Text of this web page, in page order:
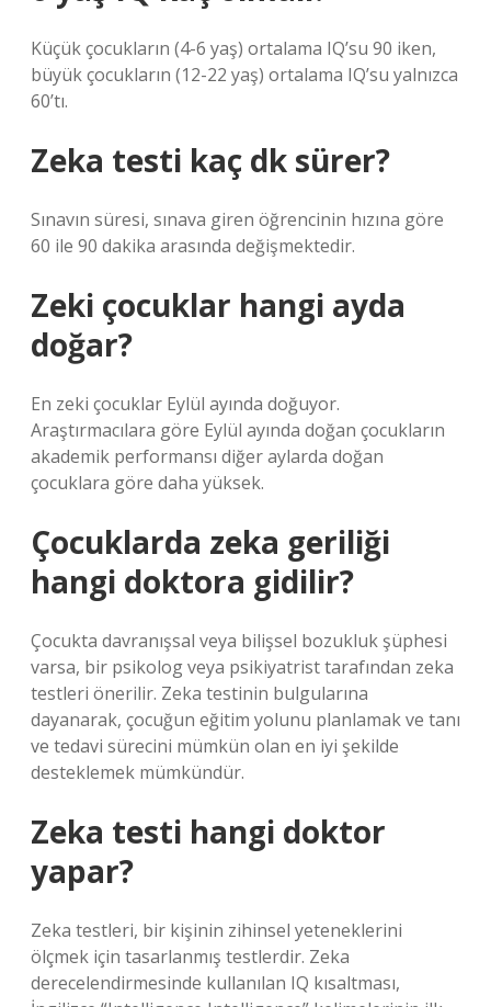
Küçük çocukların (4-6 yaş) ortalama IQ’su 90 iken,
büyük çocukların (12-22 yaş) ortalama IQ’su yalnızca
60’tı.
Zeka testi kaç dk sürer?
Sınavın süresi, sınava giren öğrencinin hızına göre
60 ile 90 dakika arasında değişmektedir.
Zeki çocuklar hangi ayda
doğar?
En zeki çocuklar Eylül ayında doğuyor.
Araştırmacılara göre Eylül ayında doğan çocukların
akademik performansı diğer aylarda doğan
çocuklara göre daha yüksek.
Çocuklarda zeka geriliği
hangi doktora gidilir?
Çocukta davranışsal veya bilişsel bozukluk şüphesi
varsa, bir psikolog veya psikiyatrist tarafından zeka
testleri önerilir. Zeka testinin bulgularına
dayanarak, çocuğun eğitim yolunu planlamak ve tanı
ve tedavi sürecini mümkün olan en iyi şekilde
desteklemek mümkündür.
Zeka testi hangi doktor
yapar?
Zeka testleri, bir kişinin zihinsel yeteneklerini
ölçmek için tasarlanmış testlerdir. Zeka
derecelendirmesinde kullanılan IQ kısaltması,